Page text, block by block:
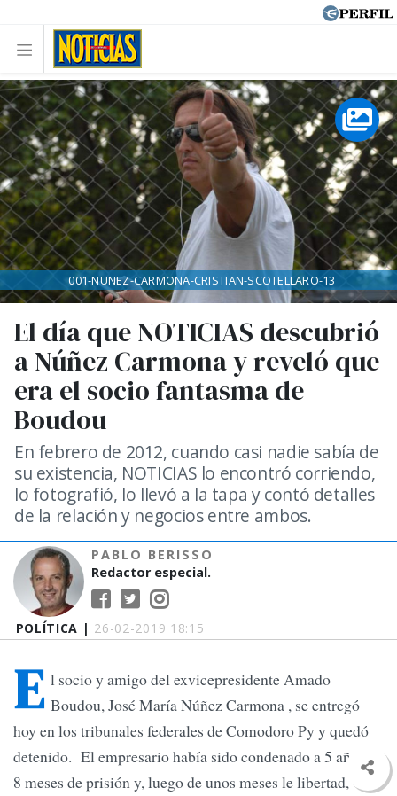
POLÍTICA | 26-02-2019 18:15
El día que NOTICIAS descubrió
a Núñez Carmona y reveló que
era el socio fantasma de
Boudou
En febrero de 2012, cuando casi nadie sabía de
su existencia, NOTICIAS lo encontró corriendo,
lo fotografió, lo llevó a la tapa y contó detalles
de la relación y negocios entre ambos.
PABLO BERISSO
Redactor especial.
001-NUNEZ-CARMONA-CRISTIAN-SCOTELLARO-13
E l socio y amigo del exvicepresidente Amado
Boudou, José María Núñez Carmona , se entregó
hoy en los tribunales federales de Comodoro Py y quedó
detenido. El empresario había sido condenado a 5 años y
8 meses de prisión y, luego de unos meses le libertad,